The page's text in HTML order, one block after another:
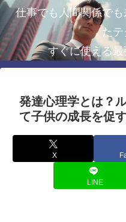
仕事でも人間関係で
たテ
すぐに使える
発達心理学とは？
て子供の成長を促
X
LINE